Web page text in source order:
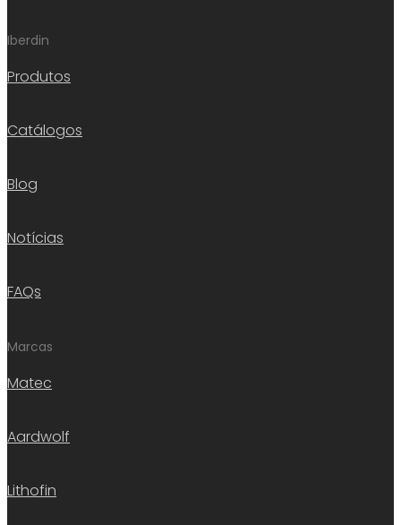
Iberdin
Produtos
Catálogos
Blog
Notícias
FAQs
Marcas
Matec
Aardwolf
Lithofin